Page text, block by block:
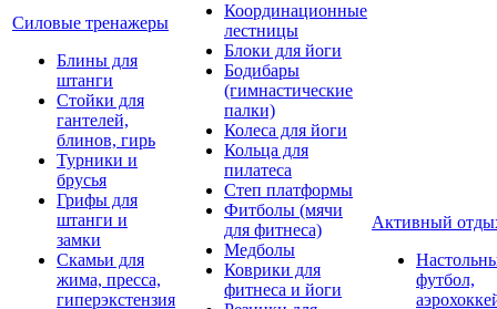
Силовые тренажеры
Блины для
штанги
Стойки для
гантелей,
блинов, гирь
Турники и
брусья
Грифы для
штанги и
замки
Скамьи для
жима, пресса,
гиперэкстензия
Координационные
лестницы
Блоки для йоги
Бодибары
(гимнастические
палки)
Колеса для йоги
Кольца для
пилатеса
Степ платформы
Фитболы (мячи
для фитнеса)
Медболы
Коврики для
фитнеса и йоги
Активный
футбол,